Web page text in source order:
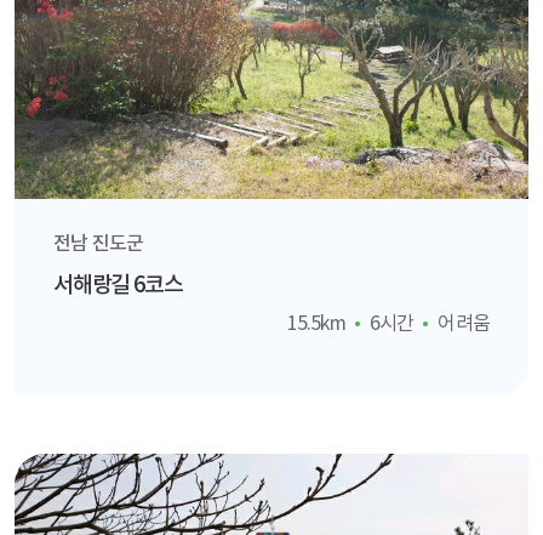
전남 진도군
서해랑길 6코스
15.5km 6시간 어려움